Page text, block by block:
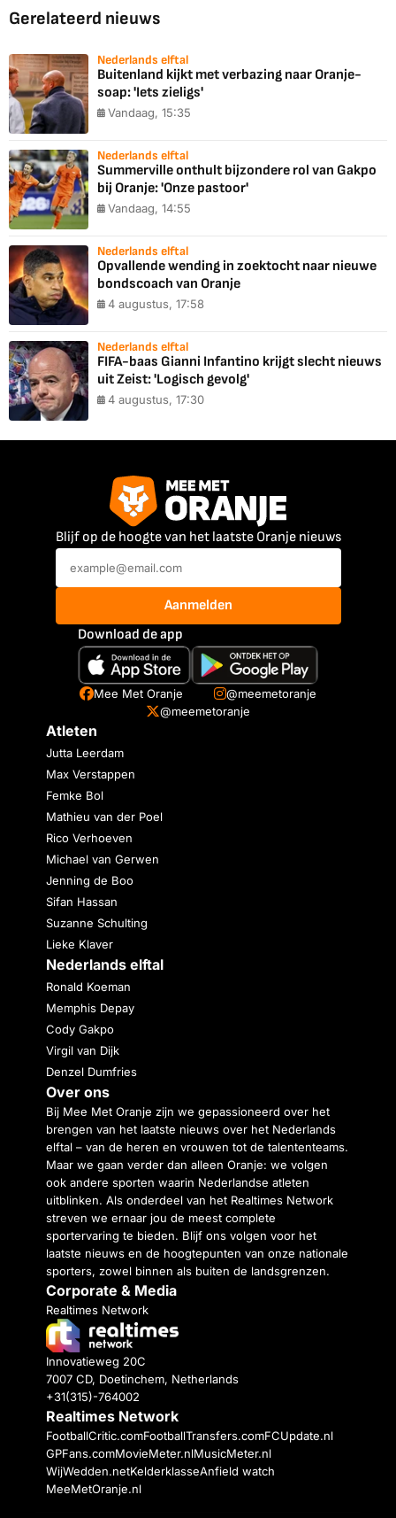
Gerelateerd nieuws
Nederlands elftal
Buitenland kijkt met verbazing naar Oranje-
soap: 'Iets zieligs'
Vandaag, 15:35
Nederlands elftal
Summerville onthult bijzondere rol van Gakpo
bij Oranje: 'Onze pastoor'
Vandaag, 14:55
Nederlands elftal
Opvallende wending in zoektocht naar nieuwe
bondscoach van Oranje
4 augustus, 17:58
Nederlands elftal
FIFA-baas Gianni Infantino krijgt slecht nieuws
uit Zeist: 'Logisch gevolg'
4 augustus, 17:30
Blijf op de hoogte van het laatste Oranje nieuws
Aanmelden
Download de app
Mee Met Oranje
@meemetoranje
@meemetoranje
Atleten
Jutta Leerdam
Max Verstappen
Femke Bol
Mathieu van der Poel
Rico Verhoeven
Michael van Gerwen
Jenning de Boo
Sifan Hassan
Suzanne Schulting
Lieke Klaver
Nederlands elftal
Ronald Koeman
Memphis Depay
Cody Gakpo
Virgil van Dijk
Denzel Dumfries
Over ons
Bij Mee Met Oranje zijn we gepassioneerd over het
brengen van het laatste nieuws over het Nederlands
elftal – van de heren en vrouwen tot de talententeams.
Maar we gaan verder dan alleen Oranje: we volgen
ook andere sporten waarin Nederlandse atleten
uitblinken. Als onderdeel van het Realtimes Network
streven we ernaar jou de meest complete
sportervaring te bieden. Blijf ons volgen voor het
laatste nieuws en de hoogtepunten van onze nationale
sporters, zowel binnen als buiten de landsgrenzen.
Corporate & Media
Realtimes Network
Innovatieweg 20C
7007 CD, Doetinchem, Netherlands
+31(315)-764002
Realtimes Network
FootballCritic.comFootballTransfers.comFCUpdate.nl
GPFans.comMovieMeter.nlMusicMeter.nl
WijWedden.netKelderklasseAnfield watch
MeeMetOranje.nl